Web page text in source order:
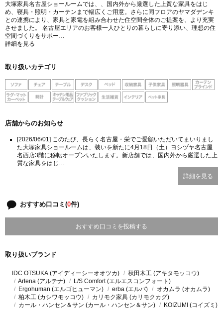
大塚家具名古屋ショールームでは、、国内外から厳選した上質な家具をはじ
め、寝具・照明・カーテンまで幅広くご用意。さらに同フロアのヤマダデンキ
との連携により、家具と家電を組み合わせた住空間全体のご提案を、より充実
させました。 名古屋エリアのお客様一人ひとりの暮らしに寄り添い、理想の住
空間づくりをサポー…
詳細を見る
取り扱いカテゴリ
店舗からのお知らせ
[2026/06/01] このたび、長らく名古屋・栄でご愛顧いただいてまいりまし
た大塚家具ショールームは、装いを新たに4月18日（土）ヨシヅヤ名古屋
名西店3階に移転オープンいたします。新店舗では、国内外から厳選した上
質な家具をはじ…
詳細を見る
おすすめ口コミ(0件)
おすすめ口コミを投稿する
取り扱いブランド
IDC OTSUKA (アイディーシーオオツカ)
秋田木工 (アキタモッコウ)
Artena (アルテナ)
L/S Comfort (エルエスコンフォート)
Ergohuman (エルゴヒューマン)
erba (エルバ)
オカムラ (オカムラ)
柏木工 (カシワモッコウ)
カリモク家具 (カリモクカグ)
カール・ハンセン＆サン (カール・ハンセン＆サン)
KOIZUMI (コイズミ)